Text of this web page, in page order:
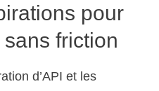
pour
friction
d’API et les